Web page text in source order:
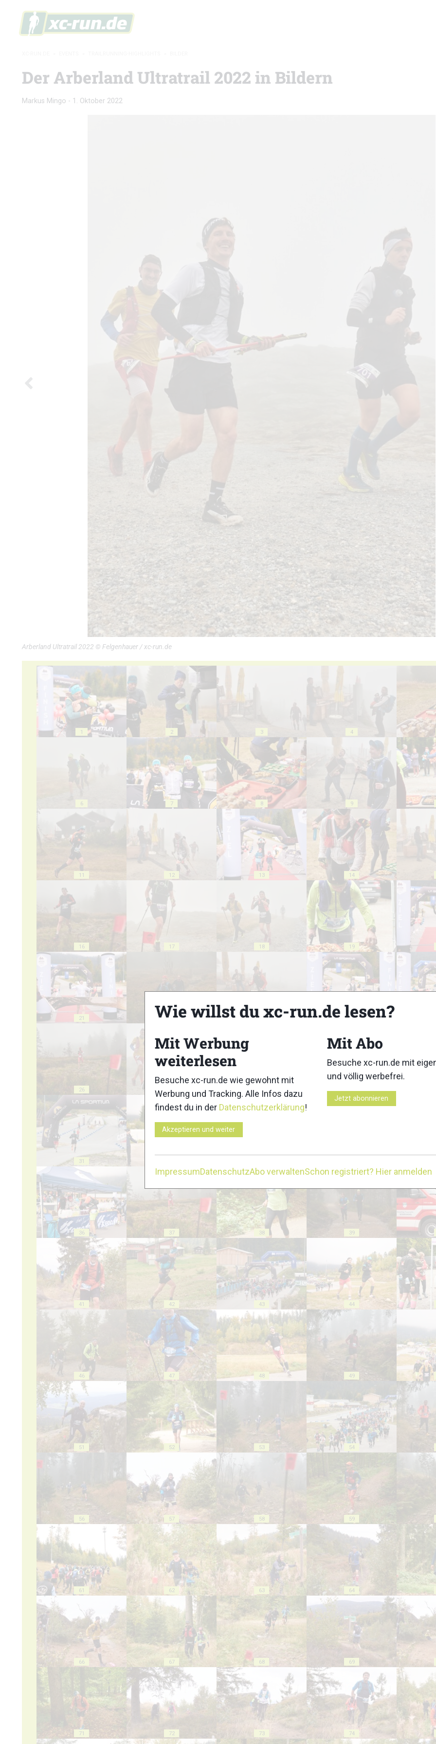
Der Arberland Ultratrail 2022 in Bildern
Markus Mingo - 1. Oktober 2022
Arberland Ultratrail 2022 © Felgenhauer / xc-run.de
1 2 3 4
6 7 8 9
11 12 13 14
16 17 18 19
21 22 23 24
26 27 28
31
36 37 38 39
41 42 43 44
46 47 48 49
51 52 53 54
56 57 58 59
61 62 63 64
66 67 68 69
71 72 73 74
Wie willst du xc-run.de lesen?
Mit Werbung
weiterlesen
Besuche xc-run.de wie gewohnt mit
Werbung und Tracking. Alle Infos dazu
findest du in der Datenschutzerklärung!
Akzeptieren und weiter
Mit Abo
Besuche xc-run.de mit
und völlig werbefrei.
Jetzt abonnieren
ImpressumDatenschutzAbo verwaltenSchon registriert? Hier anmelden